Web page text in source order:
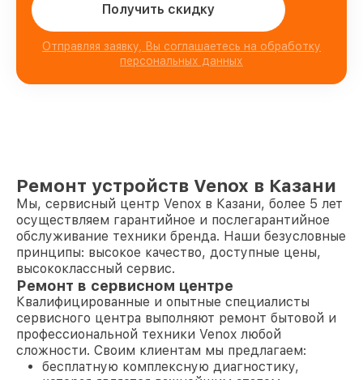
Получить скидку
Отправляя заявку, Вы соглашаетесь на обработку
персональных данных
Ремонт устройств Venox в Казани
Мы, сервисный центр Venox в Казани, более 5 лет
осуществляем гарантийное и послегарантийное
обслуживание техники бренда. Наши безусловные
принципы: высокое качество, доступные цены,
высококлассный сервис.
Ремонт в сервисном центре
Квалифицированные и опытные специалисты
сервисного центра выполняют ремонт бытовой и
профессиональной техники Venox любой
сложности. Своим клиентам мы предлагаем:
бесплатную комплексную диагностику,